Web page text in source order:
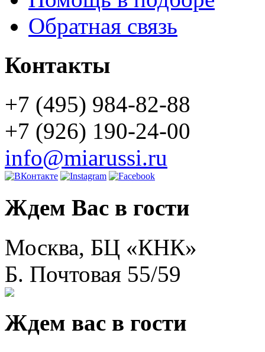
Обратная связь
Контакты
+7 (495) 984-82-88
+7 (926) 190-24-00
info@miarussi.ru
Ждем Вас в гости
Москва, БЦ «КНК»
Б. Почтовая 55/59
Ждем вас в гости